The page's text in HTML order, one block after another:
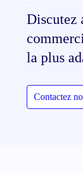
Discutez
la plus
Contactez